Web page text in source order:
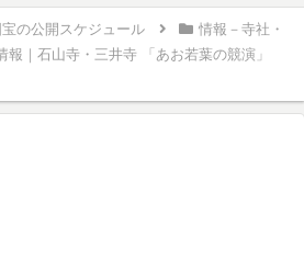
の公開スケジュール
情報－寺社・
報｜石山寺・三井寺 「あお若葉の競演」